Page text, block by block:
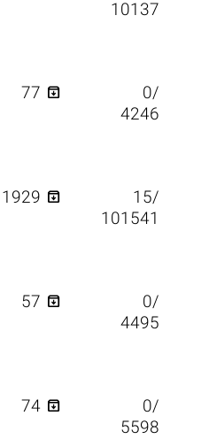
10137
77 
0/
4246
1929 
15/
101541
57 
0/
4495
74 
0/
5598